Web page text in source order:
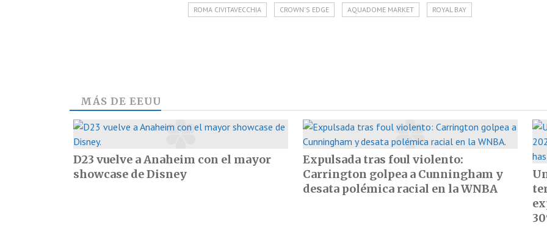
ROMA CIVITAVECCHIA CROWN'S EDGE AQUADOME MARKET ROYAL BAY
MÁS DE EEUU
D23 vuelve a Anaheim con el mayor
showcase de Disney
Expulsada tras foul violento:
Carrington golpea a Cunningham y
desata polémica racial en la WNBA